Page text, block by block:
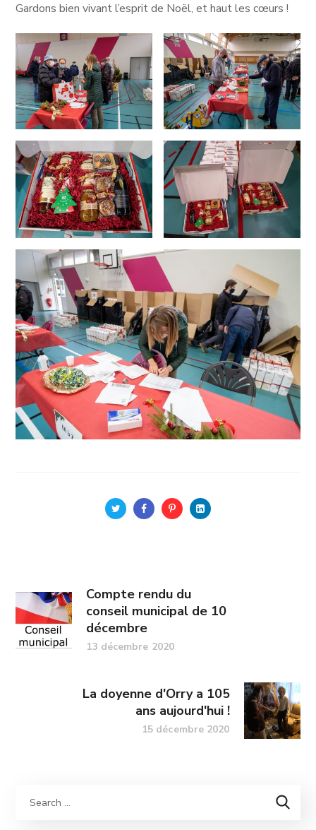
Gardons bien vivant l’esprit de Noël, et haut les cœurs !
Compte rendu du
conseil municipal de 10
décembre
13 décembre 2020
La doyenne d'Orry a 105
ans aujourd'hui !
15 décembre 2020